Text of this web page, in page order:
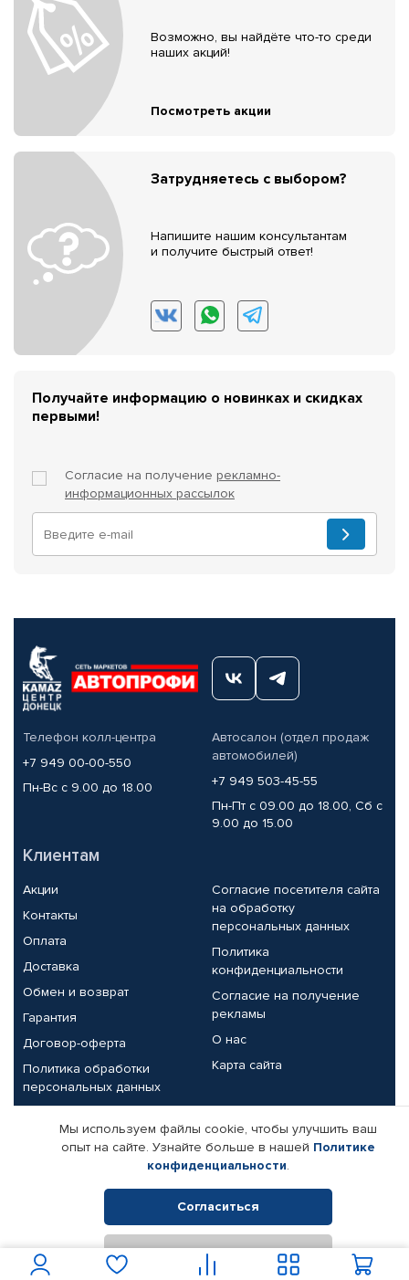
Возможно, вы найдёте что-то среди
наших акций!
Посмотреть акции
Затрудняетесь с выбором?
Напишите нашим консультантам
и получите быстрый ответ!
Получайте информацию о новинках и скидках
первыми!
Согласие на получение рекламно-
информационных рассылок
Телефон колл-центра
+7 949 00-00-550
Пн-Вс с 9.00 до 18.00
Автосалон (отдел продаж
автомобилей)
+7 949 503-45-55
Пн-Пт с 09.00 до 18.00, Сб с
9.00 до 15.00
Клиентам
Акции
Контакты
Оплата
Доставка
Обмен и возврат
Гарантия
Договор-оферта
Политика обработки
персональных данных
Согласие посетителя сайта
на обработку
персональных данных
Политика
конфиденциальности
Согласие на получение
рекламы
О нас
Карта сайта
Партнерам
Корпоративным клиентам
Поставщикам
Реквизиты компании
© КАМАЗ ЦЕНТР ДОНЕЦК, 2015-2026. Все права защищены.
Интернет-магазин автомобильных товаров Автопрофи.
Мы используем файлы cookie, чтобы улучшить ваш
опыт на сайте. Узнайте больше в нашей Политике
конфиденциальности.
Согласиться
Отклонить